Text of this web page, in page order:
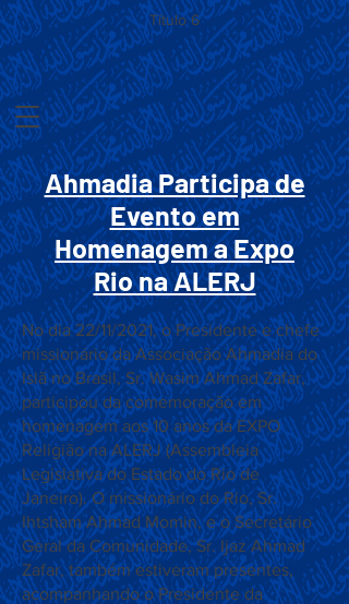
Título 6
Ahmadia Participa de
Evento em
Homenagem a Expo
Rio na ALERJ
No dia 22/11/2021, o Presidente e chefe
missionário da Associação Ahmadia do
Islã no Brasil, Sr. Wasim Ahmad Zafar,
participou da comemoração em
homenagem aos 10 anos da EXPO
Religião na ALERJ (Assembleia
Legislativa do Estado do Rio de
Janeiro). O missionário do Rio, Sr.
Ihtsham Ahmad Momin, e o Secretário
Geral da Comunidade, Sr. Ijaz Ahmad
Zafar, também estiveram presentes,
acompanhando o Presidente da